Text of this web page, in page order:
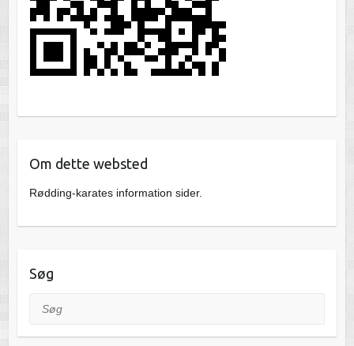
Om dette websted
Rødding-karates information sider.
Søg
Søg